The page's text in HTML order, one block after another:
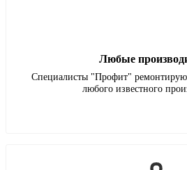
Любые
Специалисты "Профит"
любого известного